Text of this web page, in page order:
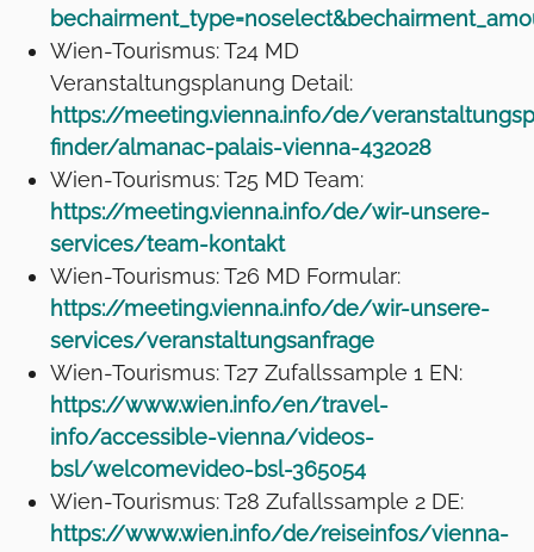
Wien-Tourismus: T24 MD
Veranstaltungsplanung Detail:
https://meeting.vienna.info/de/
finder/almanac-palais-vienna-432028
Wien-Tourismus: T25 MD Team:
https://meeting.vienna.info/de/wir-unsere-
services/team-kontakt
Wien-Tourismus: T26 MD Formular:
https://meeting.vienna.info/de/wir-unsere-
services/veranstaltungsanfrage
Wien-Tourismus: T27 Zufallssample 1 EN:
https://www.wien.info/en/travel-
info/accessible-vienna/videos-
bsl/welcomevideo-bsl-365054
Wien-Tourismus: T28 Zufallssample 2 DE:
https://www.wien.info/de/reiseinfos/vienna-